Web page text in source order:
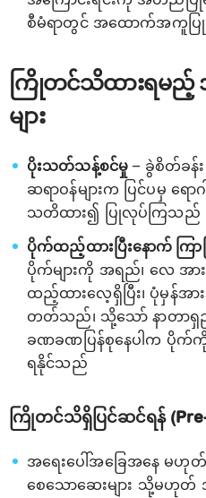
စီမံရာတွင် အထောက်အကူပ
ကြိုတင်သိထားရမည့်
များ
ပိုးသတ်သန့်စင်မှု – ခွဲစိတ်ခန်
ဆရာဝန်များက ပြင်ပမှ ရော
သတိထား၍ ပြုလုပ်ကြသည်
ပိုက်ထည့်ထားပြီးနောက် ကြာမ
ပိုက်များကို အရည်၊ လေ အ
ထည့်ထားလေ့ရှိပြီး၊ ပုံမှန်အ
တတ်သည်၊ သို့သော် နာတာရှည်
ခဏခဏပြန်စုနေပါက ပိုက်
ရနိုင်သည်
ကြိုတင်သိရှိပြင်ဆင်ရန်
အရေးပေါ်အခြေအနေ မဟု
စေသောဆေးများ သို့မဟုတ်